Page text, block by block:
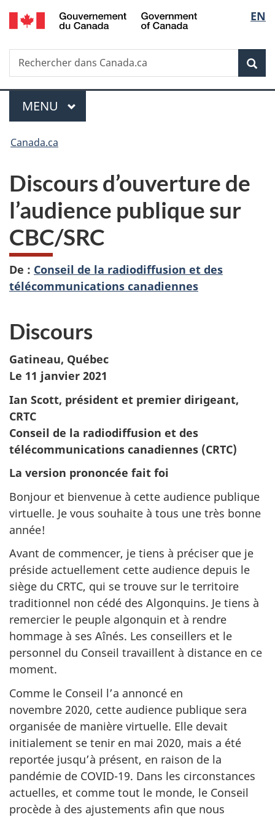
Passer
au
principal
Passer
à
Au
du
Passer
à
version
simplifiée
de
la
EN
Recherche
Rechercher
dans
Menu
MENU PRINCIPAL
Vous
ici :
Canada.ca
Discours d’ouverture de
l’audience publique sur
CBC/SRC
De : Conseil de la radiodiffusion et des
télécommunications canadiennes
Discours
Gatineau, Québec
Le 11 janvier 2021
Ian Scott, président et premier dirigeant,
CRTC
Conseil de la radiodiffusion et des
télécommunications canadiennes (CRTC)
La version prononcée fait foi
Bonjour et bienvenue à cette audience publique
virtuelle. Je vous souhaite à tous une très bonne
année!
Avant de commencer, je tiens à préciser que je
préside actuellement cette audience depuis le
siège du CRTC, qui se trouve sur le territoire
traditionnel non cédé des Algonquins. Je tiens à
remercier le peuple algonquin et à rendre
hommage à ses Aînés. Les conseillers et le
personnel du Conseil travaillent à distance en ce
moment.
Comme le Conseil l’a annoncé en
novembre 2020, cette audience publique sera
organisée de manière virtuelle. Elle devait
initialement se tenir en mai 2020, mais a été
reportée jusqu’à présent, en raison de la
pandémie de COVID-19. Dans les circonstances
actuelles, et comme tout le monde, le Conseil
procède à des ajustements afin que nous